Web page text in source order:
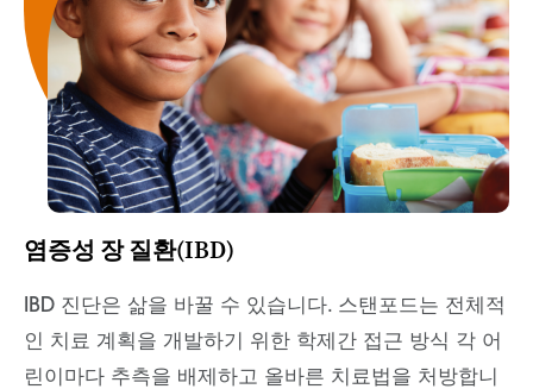
염증성 장 질환(IBD)
IBD 진단은 삶을 바꿀 수 있습니다. 스탠포드는 전체적
인 치료 계획을 개발하기 위한 학제간 접근 방식 각 어
린이마다 추측을 배제하고 올바른 치료법을 처방합니